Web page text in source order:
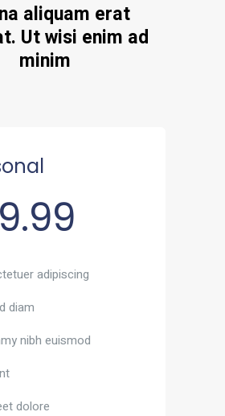
aliquam erat
Ut wisi enim ad
minim
adipiscing
diam
nibh euismod
dolore